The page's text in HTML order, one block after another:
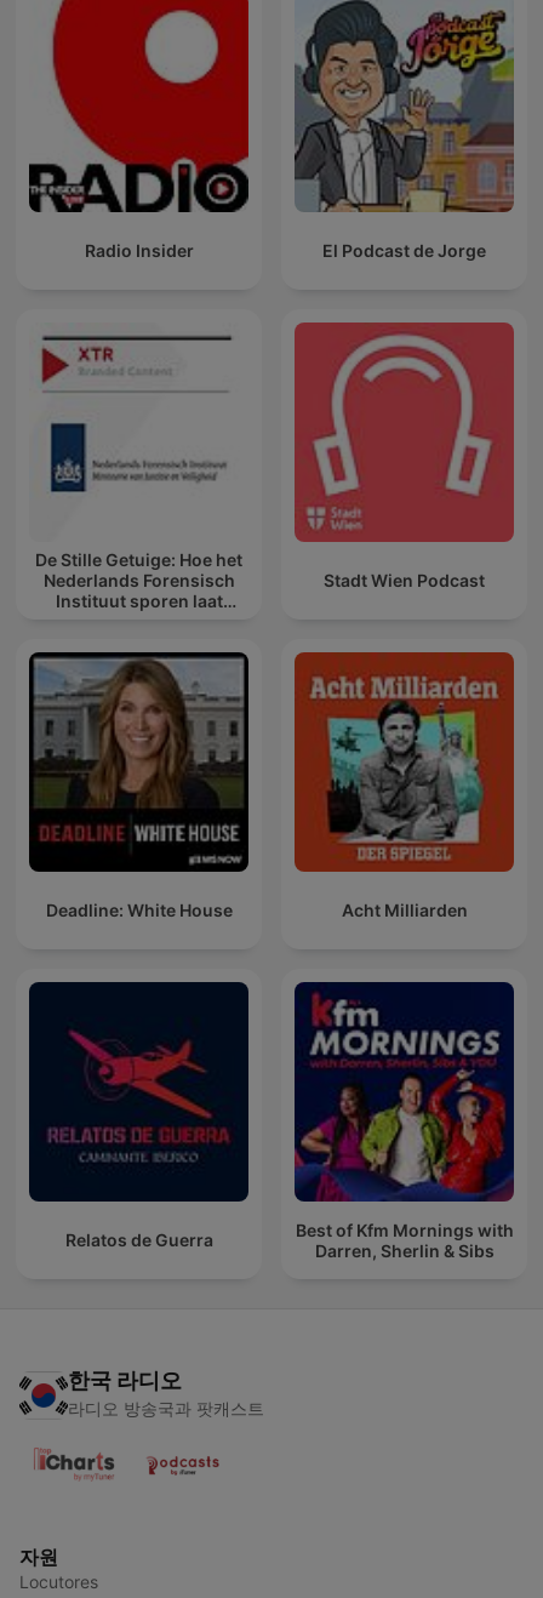
Radio Insider El Podcast de Jorge
De Stille Getuige: Hoe het
Nederlands Forensisch
Instituut sporen laat
Stadt Wien Podcast
Deadline: White House Acht Milliarden
Relatos de Guerra
Best of Kfm Mornings with
Darren, Sherlin & Sibs
한국 라디오
라디오 방송국과 팟캐스트
자원
Locutores